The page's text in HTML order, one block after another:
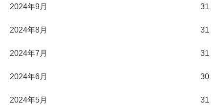
2024年9月 31
2024年8月 31
2024年7月 31
2024年6月 30
2024年5月 31